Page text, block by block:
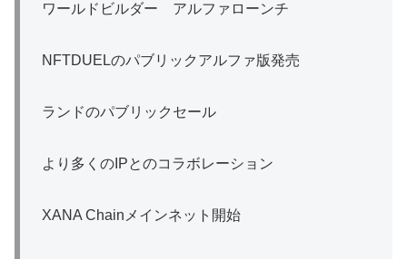
ワールドビルダー アルファローンチ
NFTDUELのパブリックアルファ版発売
ランドのパブリックセール
より多くのIPとのコラボレーション
XANA Chainメインネット開始